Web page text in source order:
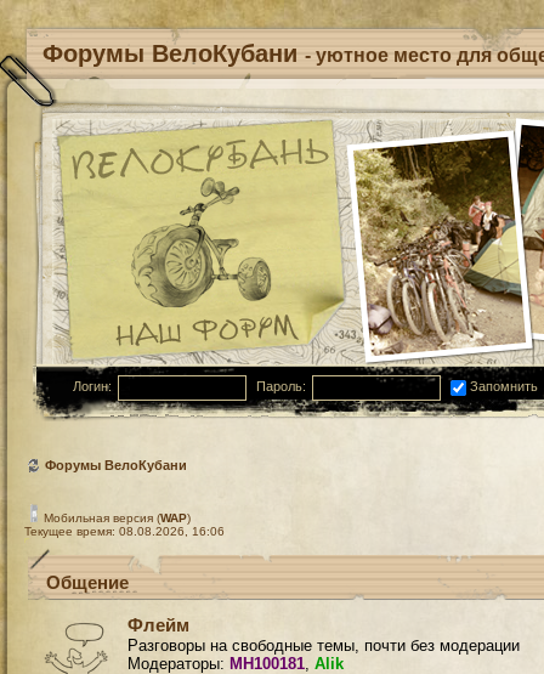
Форумы ВелоКубани - уютное место для
Логин: Пароль: Запомнить
Форумы ВелоКубани
Мобильная версия (WAP)
Текущее время: 08.08.2026, 16:06
Общение
Флейм
Разговоры на свободные темы, почти без модерации
Модераторы: MH100181, Alik